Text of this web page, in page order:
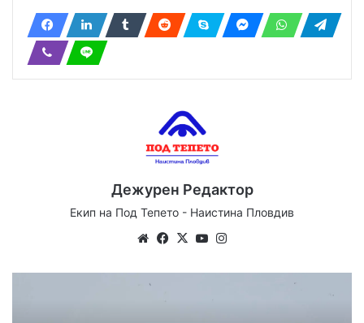
Дежурен Редактор
Екип на Под Тепето - Наистина Пловдив
WebsiteFacebook
X YouTube